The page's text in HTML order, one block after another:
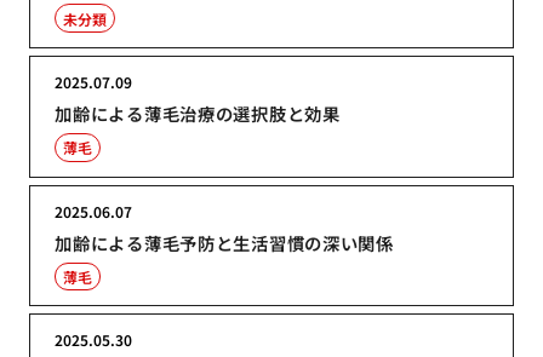
未分類
加齢による薄毛治療の選択肢と効果
2025.07.09
薄毛
加齢による薄毛予防と生活習慣の深い関係
2025.06.07
薄毛
2025.05.30